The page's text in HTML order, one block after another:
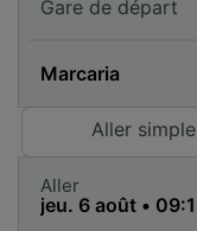
Aller simple
Aller